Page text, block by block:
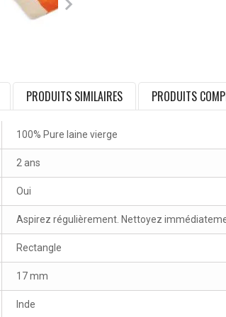
PRODUITS SIMILAIRES PRODUITS
100% Pure laine vierge
2 ans
Oui
Aspirez régulièrement. Nettoyez
Rectangle
17 mm
Inde